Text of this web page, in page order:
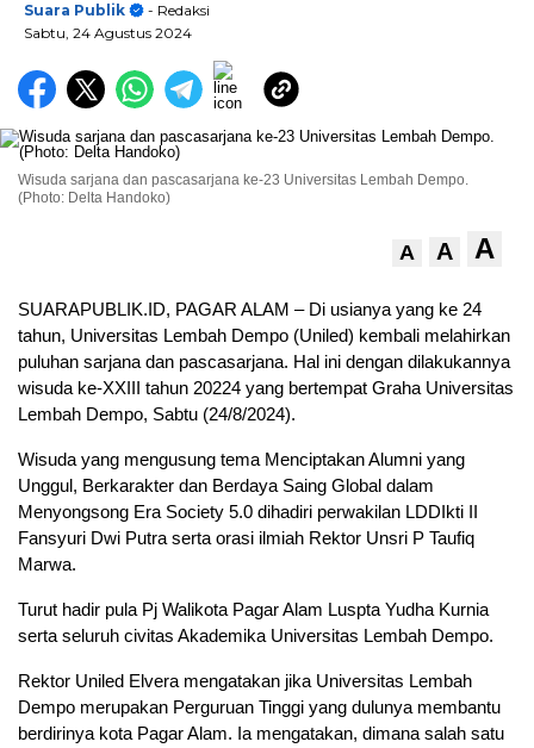
Suara Publik
- Redaksi
Sabtu, 24 Agustus 2024
Wisuda sarjana dan pascasarjana ke-23 Universitas Lembah Dempo.
(Photo: Delta Handoko)
A A A
SUARAPUBLIK.ID, PAGAR ALAM – Di usianya yang ke 24
tahun, Universitas Lembah Dempo (Uniled) kembali melahirkan
puluhan sarjana dan pascasarjana. Hal ini dengan dilakukannya
wisuda ke-XXIII tahun 20224 yang bertempat Graha Universitas
Lembah Dempo, Sabtu (24/8/2024).
Wisuda yang mengusung tema Menciptakan Alumni yang
Unggul, Berkarakter dan Berdaya Saing Global dalam
Menyongsong Era Society 5.0 dihadiri perwakilan LDDIkti II
Fansyuri Dwi Putra serta orasi ilmiah Rektor Unsri P Taufiq
Marwa.
Turut hadir pula Pj Walikota Pagar Alam Luspta Yudha Kurnia
serta seluruh civitas Akademika Universitas Lembah Dempo.
Rektor Uniled Elvera mengatakan jika Universitas Lembah
Dempo merupakan Perguruan Tinggi yang dulunya membantu
berdirinya kota Pagar Alam. Ia mengatakan, dimana salah satu